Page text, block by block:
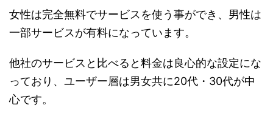
女性は完全無料でサービスを使う事ができ、男性は
一部サービスが有料になっています。
他社のサービスと比べると料金は良心的な設定にな
っており、ユーザー層は男女共に20代・30代が中
心です。